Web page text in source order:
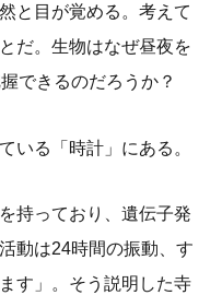
と目が覚める。考えて
だ。生物はなぜ昼夜を
できるのだろうか？
いる「時計」にある。
持っており、遺伝子発
動は24時間の振動、す
す」。そう説明した寺